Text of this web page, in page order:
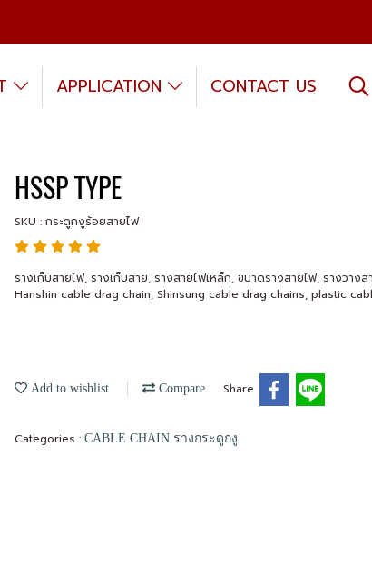
APPLICATION CONTACT US
HSSP TYPE
SKU : กระดูกงูร้อยสายไฟ
รางเก็บสายไฟ, รางเก็บสาย, รางสายไฟเหล็ก, ขนาดรางสายไฟ, รางวาง
Hanshin cable drag chain, Shinsung cable drag chains, plastic
Add to wishlist Compare Share
Categories : CABLE CHAIN รางกระดูกงู